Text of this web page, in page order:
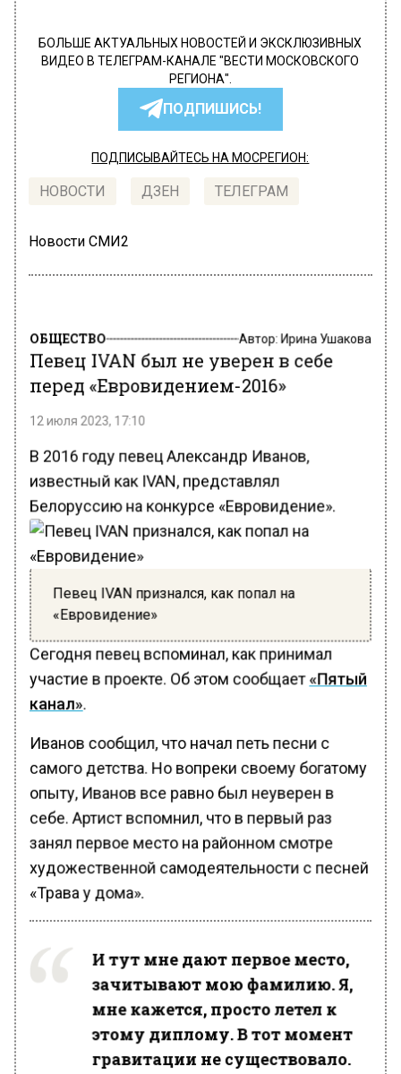
БОЛЬШЕ АКТУАЛЬНЫХ НОВОСТЕЙ И ЭКСКЛЮЗИВНЫХ
ВИДЕО В ТЕЛЕГРАМ-КАНАЛЕ "ВЕСТИ МОСКОВСКОГО
РЕГИОНА".
ПОДПИШИСЬ!
ПОДПИСЫВАЙТЕСЬ НА МОСРЕГИОН:
НОВОСТИ ДЗЕН ТЕЛЕГРАМ
Новости СМИ2
ОБЩЕСТВО Автор: Ирина Ушакова
Певец IVAN был не уверен в себе
перед «Евровидением-2016»
12 июля 2023, 17:10
В 2016 году певец Александр Иванов,
известный как IVAN, представлял
Белоруссию на конкурсе «Евровидение».
Певец IVAN признался, как попал на
«Евровидение»
Сегодня певец вспоминал, как принимал
участие в проекте. Об этом сообщает«Пятый
канал»
Иванов сообщил, что начал петь песни с
самого детства. Но вопреки своему богатому
опыту, Иванов все равно был неуверен в
себе. Артист вспомнил, что в первый раз
занял первое место на районном смотре
художественной самодеятельности с песней
«Трава у дома».
И тут мне дают первое место,
зачитывают мою фамилию. Я,
мне кажется, просто летел к
этому диплому. В тот момент
гравитации не существовало.